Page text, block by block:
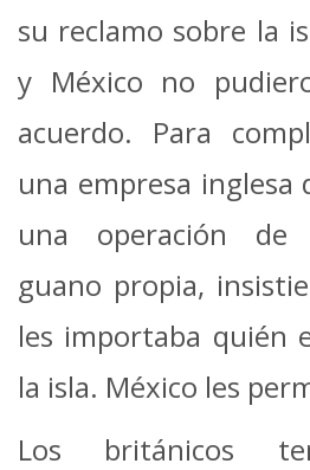
su reclamo sobre la
y México no
acuerdo. Para
una empresa
una operación de
guano propia,
les importaba quién
la isla. México les
Los británicos